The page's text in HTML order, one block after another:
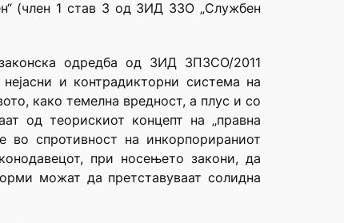
(член 1 став 3 од ЗИД ЗЗО „Службен
одредба од ЗИД ЗПЗСО/2011
и контрадикторни система на
како темелна вредност, а плус и со
од теорискиот концепт на „правна
во спротивност на инкорпорираниот
при носењето закони, да
можат да претставуваат солидна